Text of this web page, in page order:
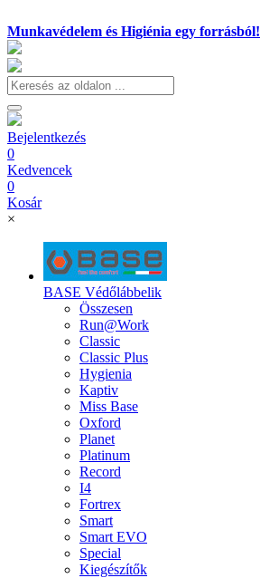
Munkavédelem és Higiénia egy forrásból!
Bejelentkezés
0
Kedvencek
0
Kosár
×
BASE Védőlábbelik
Összesen
Run@Work
Classic
Classic Plus
Hygienia
Kaptiv
Miss Base
Oxford
Planet
Platinum
Record
I4
Fortrex
Smart
Smart EVO
Special
Kiegészítők